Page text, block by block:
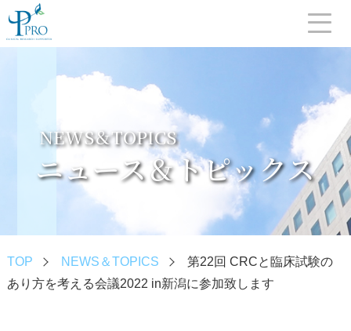
NEWS＆TOPICS
ニュース＆トピックス
TOP NEWS＆TOPICS
第22回 CRCと臨床試験の
あり方を考える会議2022 in新潟に参加致します